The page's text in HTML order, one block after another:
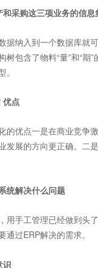
采购这三项业务的信息
纳入到一个数据库就
包含了物料“量”和“
点
的优点一是在商业竞争
发展的方向更正确。
统解决什么问题
手工管理已经做到头
过ERP解决的需求。